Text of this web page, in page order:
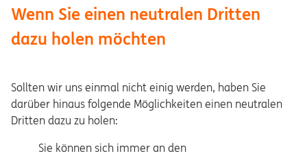
Wenn Sie einen neutralen Dritten
dazu holen möchten
Sollten wir uns einmal nicht einig werden, haben Sie
darüber hinaus folgende Möglichkeiten einen neutralen
Dritten dazu zu holen:
Sie können sich immer an den